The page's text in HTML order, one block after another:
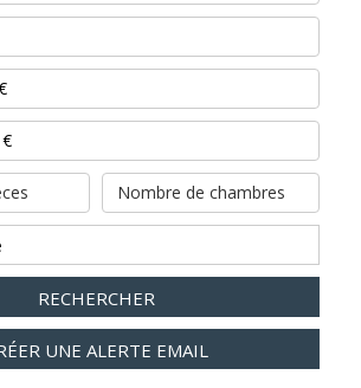
Nombre de chambres
RECHERCHER
UNE ALERTE EMAIL